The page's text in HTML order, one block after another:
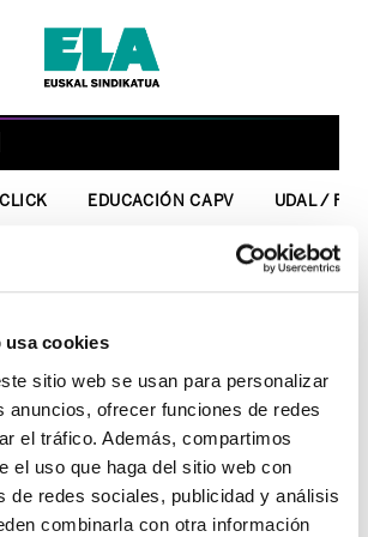
usa cookies
sitio web se usan para personalizar
anuncios, ofrecer funciones de redes
el tráfico. Además, compartimos
el uso que haga del sitio web con
de redes sociales, publicidad y análisis
combinarla con otra información
CLICK EDUCACIÓN CAPV UDAL /
la responsable
del Maria
as de ELA y LAB